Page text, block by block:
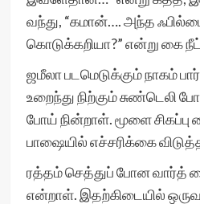
வந்து, “கமான்…. அந்த
கொடுக்கறியா?” என்று கை
ஜமீலா படமெடுக்கும் நாகம்
உறைந்து நிற்கும் சுண்டெலி
போய் நின்றாள். மூளை
பாஷையில் எச்சரிக்கை
ரத்தம் செத்துப் போன வார்த்
என்றாள். இதற்கிடையில்